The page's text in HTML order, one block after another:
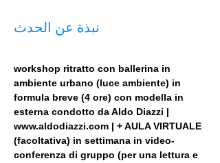
نبذة عن الحدث
workshop ritratto con ballerina in
ambiente urbano (luce ambiente) in
formula breve (4 ore) con modella in
esterna condotto da Aldo Diazzi |
www.aldodiazzi.com | + AULA VIRTUALE
(facoltativa) in settimana in video-
conferenza di gruppo (per una lettura e